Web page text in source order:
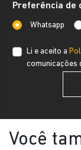
Preferência de
Whatsapp
Li e aceito a
comunicações
Você